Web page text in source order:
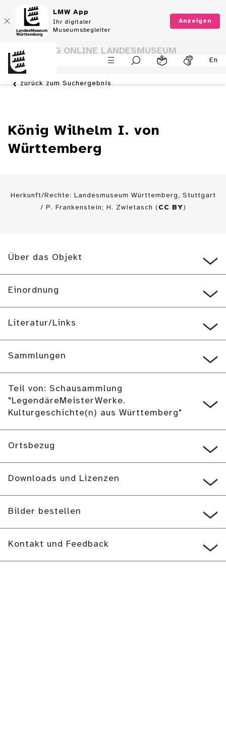
LMW App
Ihr digitaler
Museumsbegleiter
Anzeigen
En
SAMMLUNG ONLINE LANDESMUSEUM
WÜRTTEMBERG
zurück zum Suchergebnis
König Wilhelm I. von
Württemberg
Herkunft/Rechte: Landesmuseum Württemberg, Stuttgart
/ P. Frankenstein; H. Zwietasch ( CC BY)
Über das Objekt
Einordnung
Literatur/Links
Sammlungen
Teil von: Schausammlung
"LegendäreMeisterWerke.
Kulturgeschichte(n) aus Württemberg"
Ortsbezug
Downloads und Lizenzen
Bilder bestellen
Kontakt und Feedback